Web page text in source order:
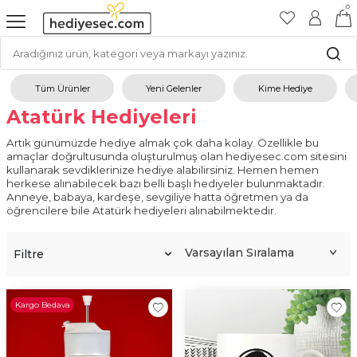
0
Tüm Ürünler Yeni Gelenler Kime Hediye
Atatürk Hediyeleri
Artık günümüzde hediye almak çok daha kolay. Özellikle bu
amaçlar doğrultusunda oluşturulmuş olan hediyesec.com sitesini
kullanarak sevdiklerinize hediye alabilirsiniz. Hemen hemen
herkese alınabilecek bazı belli başlı hediyeler bulunmaktadır.
Anneye, babaya, kardeşe, sevgiliye hatta öğretmen ya da
öğrencilere bile Atatürk hediyeleri alınabilmektedir.
Alınabilmektedir?
tişört ve polarlar, Çocuklar için yapbozlar,
Atatürk kalemleri,
ayraçları gibi daha birçok ürün sitemizden araştırılarak da
bakılabilmektedir. Atatürk söz konusu oldukça hediyelerin en
güzeli olarak herkese her yaştan insana alınabilmektedir.
Hediyelerin en güzellerinden biri deAtatürk hediyelerdir.
Filtre
Kargo Bedava